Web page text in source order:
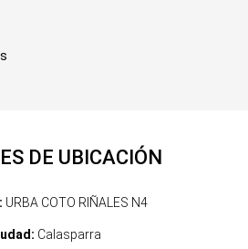
DE UBICACIÓN
URBA COTO RIÑALES N4
Calasparra